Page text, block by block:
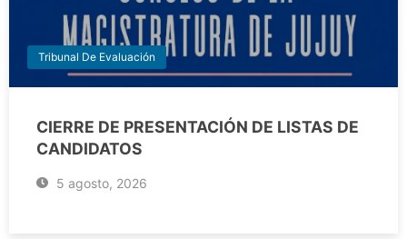
Tribunal De Evaluación
CIERRE DE PRESENTACIÓN DE LISTAS DE
CANDIDATOS
5 agosto, 2026